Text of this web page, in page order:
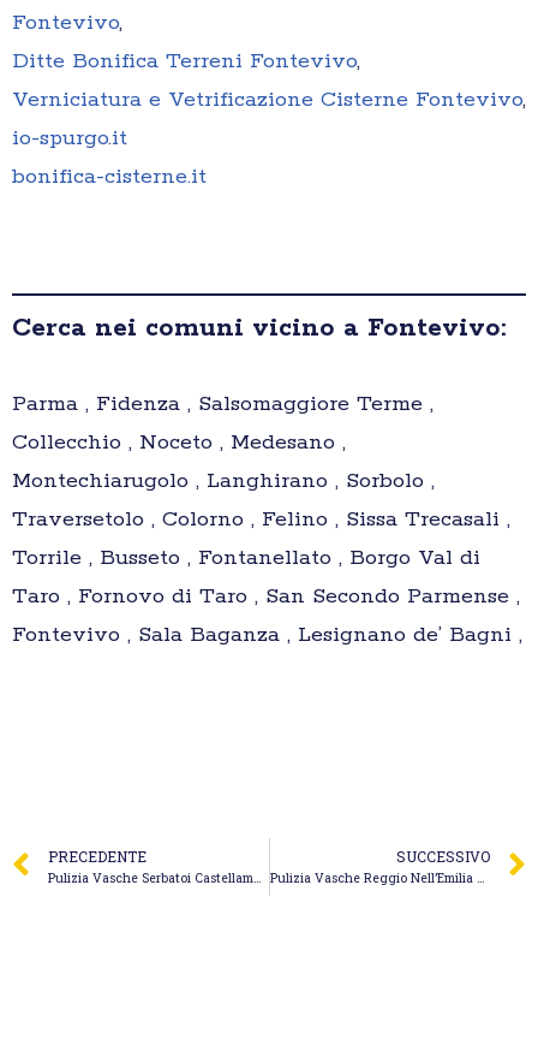
Fontevivo,
Ditte Bonifica Terreni Fontevivo,
Verniciatura e Vetrificazione Cisterne Fontevivo,
io-spurgo.it
bonifica-cisterne.it
Cerca nei comuni vicino a Fontevivo:
Parma , Fidenza , Salsomaggiore Terme ,
Collecchio , Noceto , Medesano ,
Montechiarugolo , Langhirano , Sorbolo ,
Traversetolo , Colorno , Felino , Sissa Trecasali ,
Torrile , Busseto , Fontanellato , Borgo Val di
Taro , Fornovo di Taro , San Secondo Parmense ,
Fontevivo , Sala Baganza , Lesignano de’ Bagni ,
PRECEDENTE
Pulizia Vasche Serbatoi Castellammare del Golfo – Da.Sca. S.n.c. di Scaramuzzo O. & C.
SUCCESSIVO
Pulizia Vasche Reggio Nell’Emilia – L’Espurgo Magnanini di Magnanini Marco